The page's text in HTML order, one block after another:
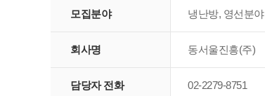
모집분야 냉난방, 영선분야
회사명 동서울진흥(주)
담당자 전화 02-2279-8751